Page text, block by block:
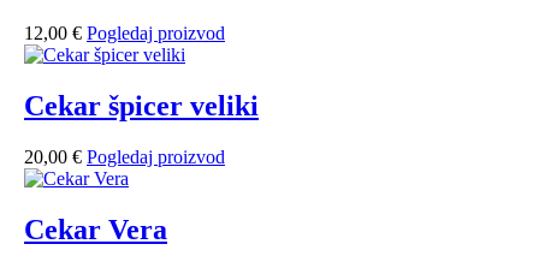
12,00 € Pogledaj proizvod
Cekar špicer veliki
20,00 € Pogledaj proizvod
Cekar Vera